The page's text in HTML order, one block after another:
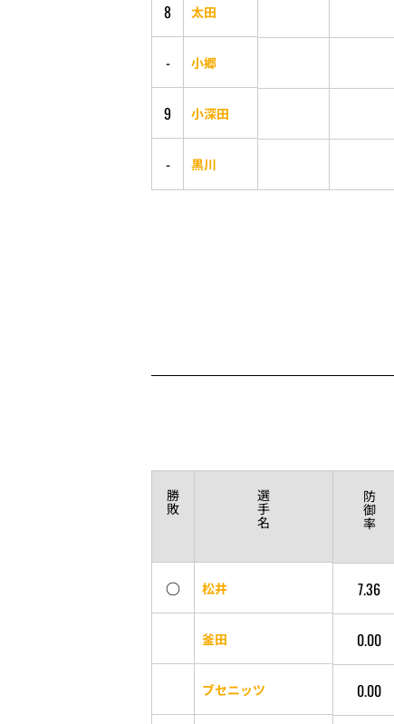
8 太田
- 小郷
9 小深田
- 黒川
勝
敗
選
手
名
防
御
率
○ 松井 7.36
釜田 0.00
ブセニッツ 0.00